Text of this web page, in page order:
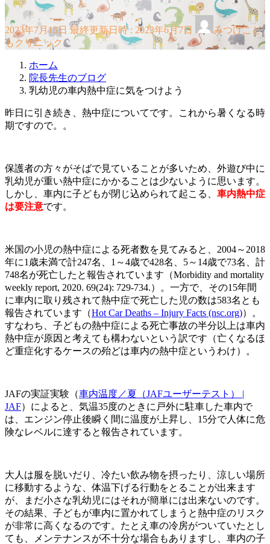
2023年7月15日 最終更新日時 : 2023年6月7日
みつけこど
もクリニック
ホーム
院長先生のブログ
乳幼児の車内熱中症に気をつけよう
昨日に引き続き、熱中症についてです。これから暑くなる時
期ですので。。
保護者の方々がそばで見ていることが多いため、外遊び中に
乳幼児が重い熱中症にかかることは少ないように思います。
しかし、車内に子どもが閉じ込められて起こる、 車内熱中症
は要注意です。
米国の小児の熱中症による死者数を見てみると、2004～2018
年に1歳未満で計247名、1～4歳で428名、5～14歳で73名、計
748名が死亡したと報告されています（Morbidity and mortality
weekly report, 2020. 69(24): 729-734.）。一方で、その15年間
に車内に取り残されて熱中症で死亡した児の数は583名とも
報告されています（Hot Car Deaths – Injury Facts (nsc.org)）。
すなわち、子どもの熱中症による死亡事故の半分以上は車内
熱中症が原因と考えても構わないという訳です（亡くなるほ
ど重症化するケースの殆どは車内の熱中症というわけ）。
JAFの実証実験（車内温度／夏（JAFユーザーテスト） |
JAF）によると、気温35度のときに戸外に駐車した車内で
は、エンジン停止後瞬く間に温度が上昇し、15分で人体に危
険なレベルに達すると報告されています。
大人は服を脱いだり、冷たい飲み物を摂ったり、涼しい場所
に移動するような、体温下げる行動をとることが出来ます
が、まだ小さな乳幼児にはそれが簡単には出来ないのです。
その結果、子どもが車内に置かれてしまうと熱中症のリスク
が非常に高くなるのです。たとえ車の冷房がついていたとし
ても、メンテナンスが不十分な場合もありますし、車内の子